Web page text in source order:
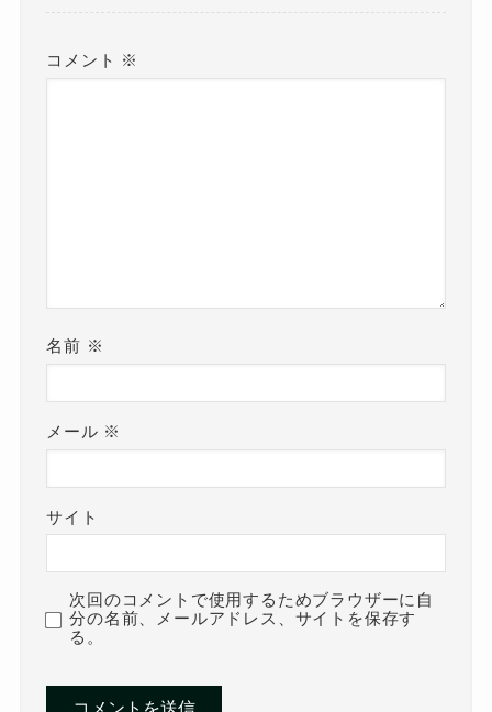
コメント ※
名前 ※
メール ※
サイト
次回のコメントで使用するためブラウザーに自
分の名前、メールアドレス、サイトを保存す
る。